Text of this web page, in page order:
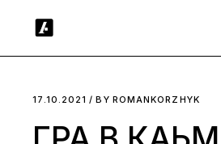
17.10.2021 BY ROMANKORZHYK